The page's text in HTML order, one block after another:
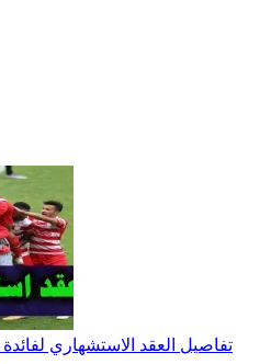
تفاصيل العقد الاستشهاري لفائدة